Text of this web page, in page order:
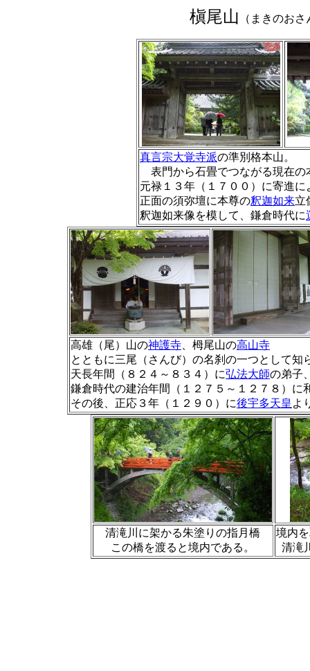
槇尾山 （まきのおさ
真言宗大覚寺派の準別格本山。
表門から石畳でつながる現在の
元禄１３年（１７００）に寄進
正面の須弥壇に本尊の釈迦如来立
釈迦如来像を模して、鎌倉時代に
高雄（尾）山の神護寺 、栂尾山の高山寺
とともに三尾（さんび）の名刹の一つとして知
天長年間（８２４～８３４）に弘法大師の弟子
鎌倉時代の建治年間（１２７５～１２７８）
その後、正応３年（１２９０）に後宇多天皇 よ
清滝川に架かる朱塗りの指月橋
この橋を渡ると境内である。
境内
清滝